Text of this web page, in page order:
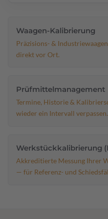
Waagen-Kalibrierung
Präzisions- &
direkt vor Ort.
Prüfmittelmanagement
Termine, Historie &
wieder ein Intervall verpassen.
Werkstückkalibrierung
Akkreditierte Messung Ihrer
— für Referenz- und